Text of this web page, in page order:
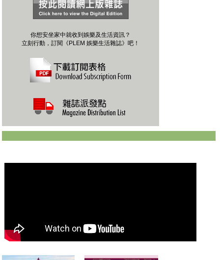
你想安坐家中就收到娛樂及生活資訊？
立刻行動，訂閱《PLEM 娛樂生活雜誌》吧！